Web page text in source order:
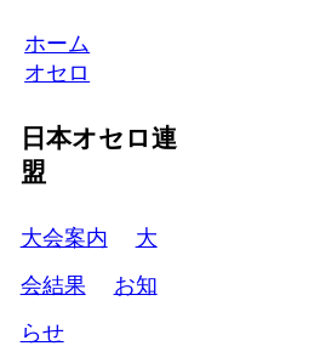
ホーム
オセロ
日本オセロ連
盟
大会案内
大
会結果
お知
らせ